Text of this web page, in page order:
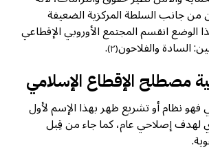
من جانب السلطة المركزية الضعيفة
الوضع انقسم المجتمع الأوروبي الإقطاعي
السادة والفلاحون(٢) .
مصطلح الإقطاع الإسلامي
فهو نظام أو تشريع ظهر بهذا الإسم لأول
لهدف إصلاحي عام، كما جاء من قِبل